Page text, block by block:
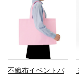
不織布イベントバ